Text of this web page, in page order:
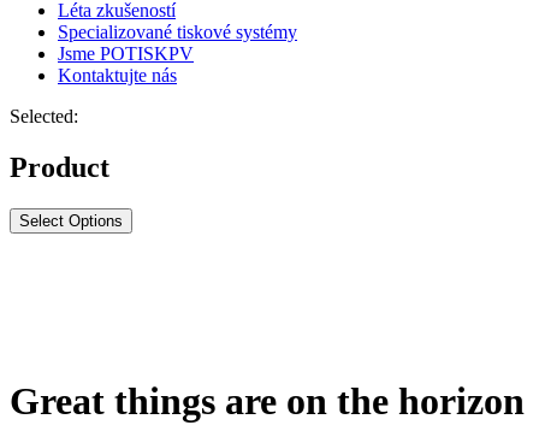
Léta zkušeností
Specializované tiskové systémy
Jsme POTISKPV
Kontaktujte nás
Selected:
Product
Select Options
Great things are on the horizon